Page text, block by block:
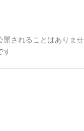
されることはありませ
す